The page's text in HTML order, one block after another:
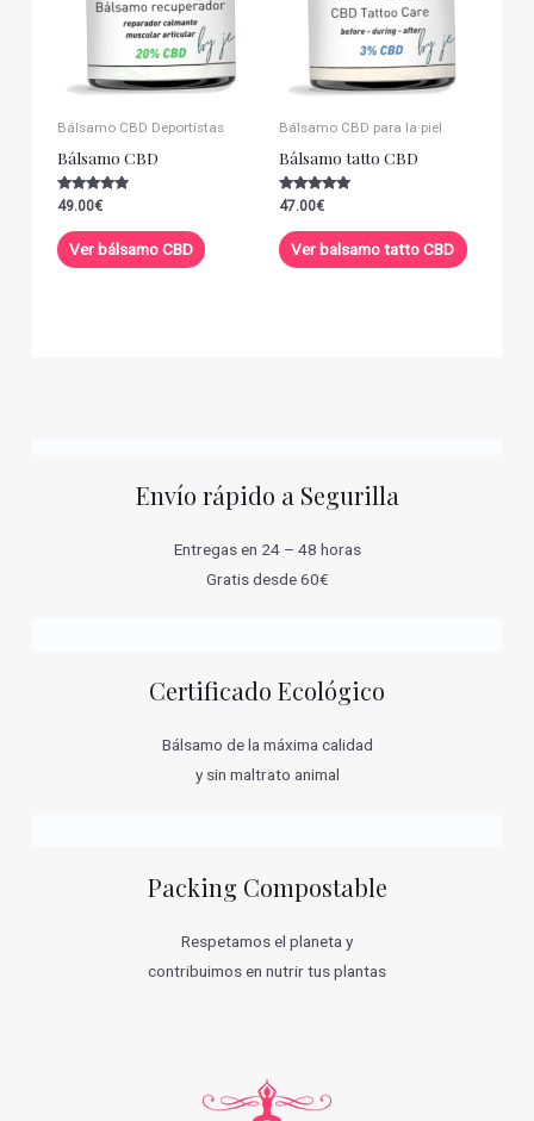
Bálsamo CBD Deportistas
Bálsamo CBD
Valorado con
de 5
49.00€
Ver bálsamo CBD
Bálsamo CBD para la piel
Bálsamo tatto CBD
Valorado con
de 5
47.00€
Ver balsamo tatto CBD
Envío rápido a Segurilla
Entregas en 24 – 48 horas
Gratis desde 60€
Certificado Ecológico
Bálsamo de la máxima calidad
y sin maltrato animal
Packing Compostable
Respetamos el planeta y
contribuimos en nutrir tus plantas